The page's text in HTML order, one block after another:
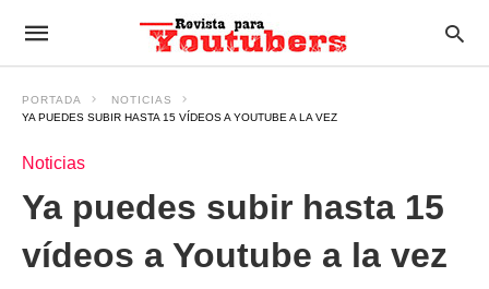
PORTADA
NOTICIAS
YA PUEDES SUBIR HASTA 15 VÍDEOS A YOUTUBE A LA VEZ
Noticias
Ya puedes subir hasta 15
vídeos a Youtube a la vez